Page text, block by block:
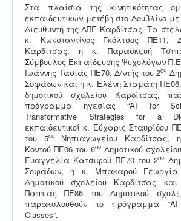
Στα πλαίσια της κινητικότητας
εκπαιδευτικών μετέβη στο Δουβλίνο
Διευθυντή της ΔΠΕ Καρδίτσας. Τα
κ. Κωνσταντίνος Γκόλτσος ΠΕ11,
Καρδίτσας, η κ. Παρασκευή
Σύμβουλος Εκπαίδευσης Ψυχολόγων
Ιωάννης Τασιάς ΠΕ70, Δ/ντής του 2ου
Σοφάδων και η κ. Ελένη Σταμάτη
δημοτικού σχολείου Καρδίτσας,
πρόγραμμα ηγεσίας “AI for
Transformative Strategies for a
εκπαιδευτικοί κ. Εύχαρις Σταυρίδου
του 5ουΝηπιαγωγείου Καρδίτσας,
Κοντού ΠΕ06 του 6ου Δημοτικού
Ευαγγελία Κατσιφού ΠΕ70 του 2ου
Σοφάδων, η κ. Μπακαρού
Δημοτικού σχολείου Καρδίτσας
Παππάς ΠΕ86 του Δημοτικού
παρακολουθούν το πρόγραμμα “AI-
Classes”.